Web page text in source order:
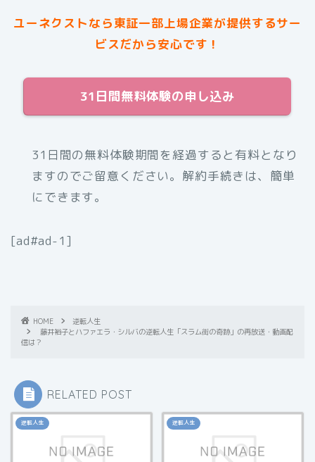
ユーネクストなら東証一部上場企業が提供するサー
ビスだから安心です！
31日間無料体験の申し込み
31日間の無料体験期間を経過すると有料となり
ますのでご留意ください。解約手続きは、簡単
にできます。
[ad#ad-1]
HOME
逆転人生
藤井裕子とハファエラ・シルバの逆転人生「スラム街の奇跡」の再放送・動画配
信は？
RELATED POST
逆転人生 逆転人生